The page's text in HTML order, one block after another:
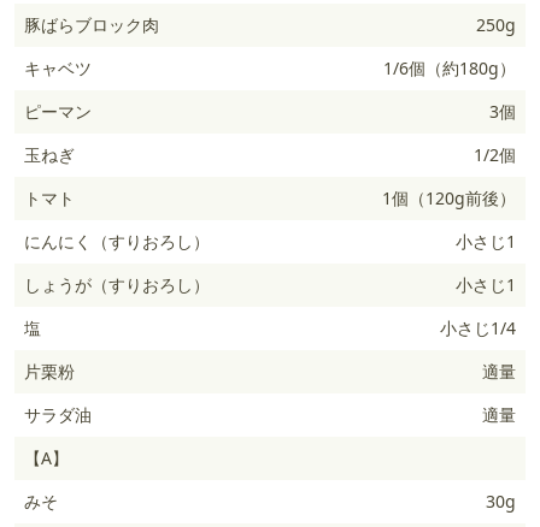
豚ばらブロック肉
250g
キャベツ
1/6個（約180g）
ピーマン
3個
玉ねぎ
1/2個
トマト
1個（120g前後）
にんにく（すりおろし）
小さじ1
しょうが（すりおろし）
小さじ1
塩
小さじ1/4
片栗粉
適量
サラダ油
適量
【A】
みそ
30g